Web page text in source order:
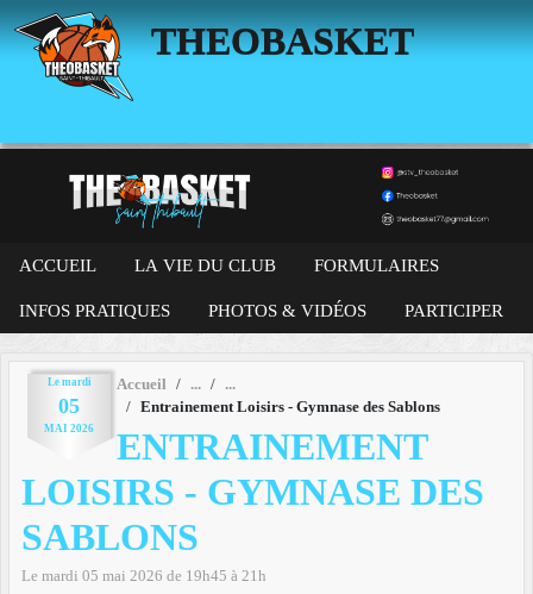
THEOBASKET
ACCUEIL LA VIE DU CLUB FORMULAIRES
INFOS PRATIQUES PHOTOS & VIDÉOS PARTICIPER
Le mardi
05
MAI 2026
Accueil
Entrainement Loisirs - Gymnase des Sablons
ENTRAINEMENT
LOISIRS - GYMNASE DES
SABLONS
Le mardi 05 mai 2026 de 19h45 à 21h
Panneau de gestion des cookies